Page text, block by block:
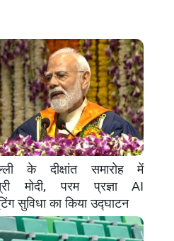
के दीक्षांत समारोह में
मोदी, परम प्रज्ञा AI
सुविधा का किया उद्घाटन